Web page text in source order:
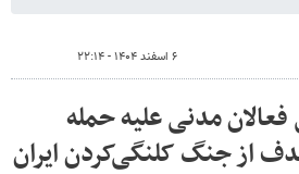
۶ اسفند ۱۴۰۴ - ۲۲:۱۴
امضایی فعالان مدنی علیه حمله
از جنگ کلنگی‌کردن ایران